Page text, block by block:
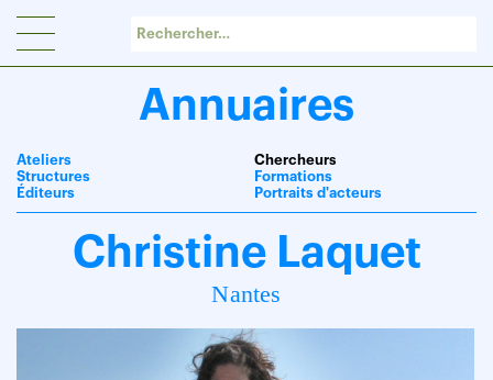
Annuaires
Ateliers
Structures
Éditeurs
Chercheurs
Formations
Portraits d'acteurs
Christine Laquet
Nantes